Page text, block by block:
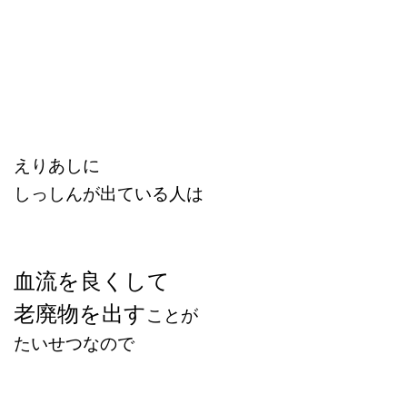
えりあしに
しっしんが出ている人は
血流を良くして
老廃物を出すことが
たいせつなので